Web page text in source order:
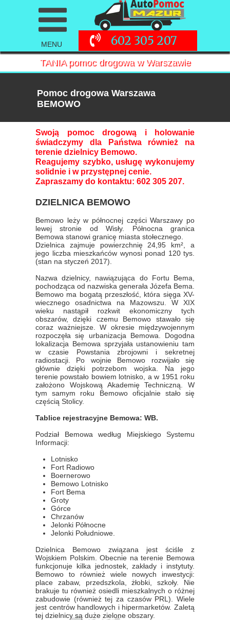
MENU
TANIA pomoc drogowa w Warszawie
602 305 207
Pomoc drogowa Warszawa
BEMOWO
Swoją pomoc drogową i holowanie
świadczymy dla Państwa również na
terenie dzielnicy Bemowo.
Reagujemy szybko, usługę wykonujemy
solidnie i w przystępnej cenie.
Zapraszamy do kontaktu: 602 305 207.
DZIELNICA BEMOWO
Bemowo leży w północnej części Warszawy po
lewej stronie od Wisły. Północna granica
Bemowa stanowi granicę miasta stołecznego.
Dzielnica zajmuje powierzchnię 24,95 km², a
jego liczba mieszkańców wynosi ponad 120 tys.
(stan na styczeń 2017).
Nazwa dzielnicy, nawiązująca do Fortu Bema,
pochodząca od nazwiska generała Józefa Bema.
Bemowo ma bogatą przeszłość, która sięga XV-
wiecznego osadnictwa na Mazowszu. W XIX
wieku nastąpił rozkwit ekonomiczny tych
obszarów, dzięki czemu Bemowo stawało się
coraz ważniejsze. W okresie międzywojennym
rozpoczęła się urbanizacja Bemowa. Dogodna
lokalizacja Bemowa sprzyjała ustanowieniu tam
w czasie Powstania zbrojowni i sekretnej
radiostacji. Po wojnie Bemowo rozwijało się
głównie dzięki potrzebom wojska. Na jego
terenie powstało bowiem lotnisko, a w 1951 roku
założono Wojskową Akademię Techniczną. W
tym samym roku Bemowo oficjalnie stało się
częścią Stolicy.
Tablice rejestracyjne Bemowa: WB.
Podział Bemowa według Miejskiego Systemu
Informacji:
Lotnisko
Fort Radiowo
Boernerowo
Bemowo Lotnisko
Fort Bema
Groty
Górce
Chrzanów
Jelonki Północne
Jelonki Południowe.
Dzielnica Bemowo związana jest ściśle z
Wojskiem Polskim. Obecnie na terenie Bemowa
funkcjonuje kilka jednostek, zakłady i instytuty.
Bemowo to również wiele nowych inwestycji:
place zabaw, przedszkola, żłobki, szkoły. Nie
brakuje tu również osiedli mieszkalnych o różnej
zabudowie (również tej za czasów PRL). Wiele
jest centrów handlowych i hipermarketów. Zaletą
tej dzielnicy są duże zielone obszary.